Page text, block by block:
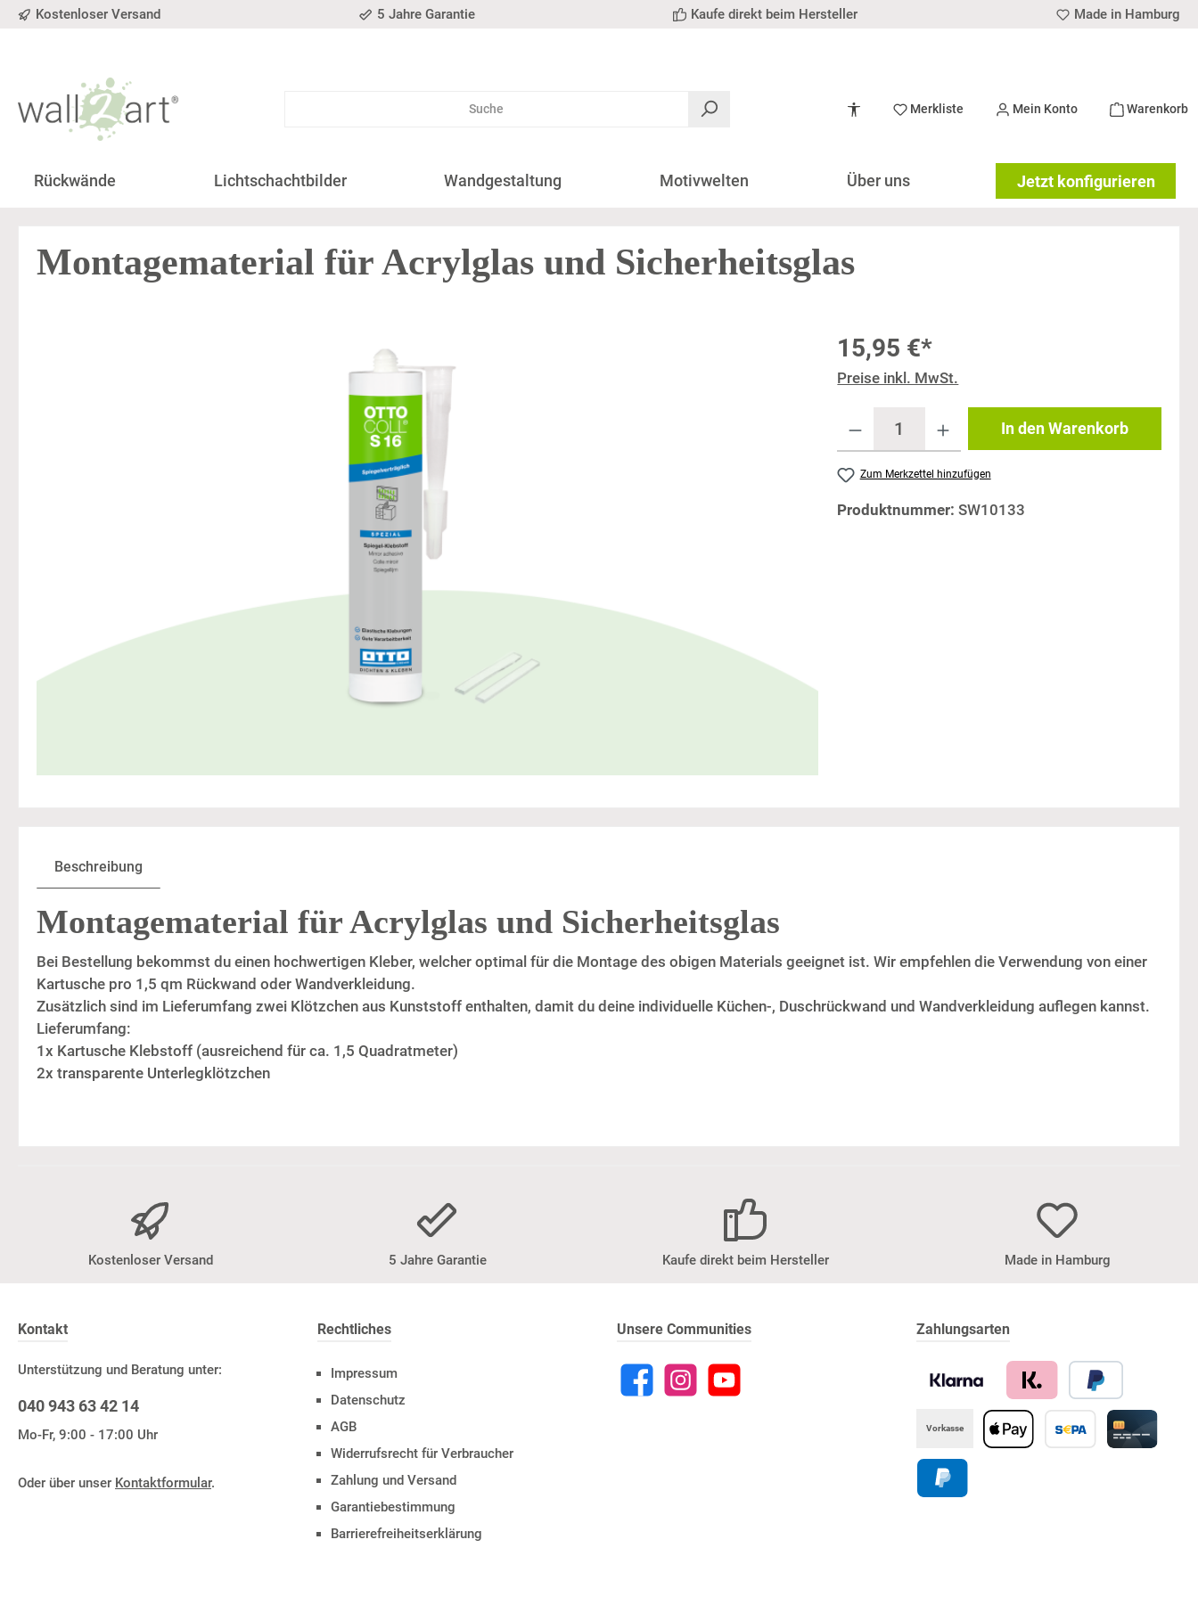
Zur Hauptnavigation springen
Kostenloser Versand 5 Jahre Garantie Kaufe direkt beim Hersteller Made in Hamburg
Werkzeugleiste anzeigen
Merkliste Mein Konto Warenkorb
Rückwände Lichtschachtbilder Wandgestaltung Motivwelten Über uns Jetzt konfigurieren
Montagematerial für Acrylglas und Sicherheitsglas
15,95 €*
Preise inkl. MwSt.
In den Warenkorb
Zum Merkzettel hinzufügen
Produktnummer:SW10133
Beschreibung
Montagematerial für Acrylglas und Sicherheitsglas
Bei Bestellung bekommst du einen hochwertigen Kleber, welcher optimal für die Montage des obigen Materials geeignet ist. Wir empfehlen die Verwendung von einer
Kartusche pro 1,5 qm Rückwand oder Wandverkleidung.
Zusätzlich sind im Lieferumfang zwei Klötzchen aus Kunststoff enthalten, damit du deine individuelle Küchen-, Duschrückwand und Wandverkleidung auflegen kannst.
Lieferumfang:
1x Kartusche Klebstoff (ausreichend für ca. 1,5 Quadratmeter)
2x transparente Unterlegklötzchen
Kostenloser Versand 5 Jahre Garantie Kaufe direkt beim Hersteller Made in Hamburg
Kontakt
Unterstützung und Beratung unter:
040 943 63 42 14
Mo-Fr, 9:00 - 17:00 Uhr
Oder über unser Kontaktformular.
Rechtliches
Impressum
Datenschutz
AGB
Widerrufsrecht für Verbraucher
Zahlung und Versand
Garantiebestimmung
Barrierefreiheitserklärung
Zahlungsarten
Vorkasse
Unsere Communities